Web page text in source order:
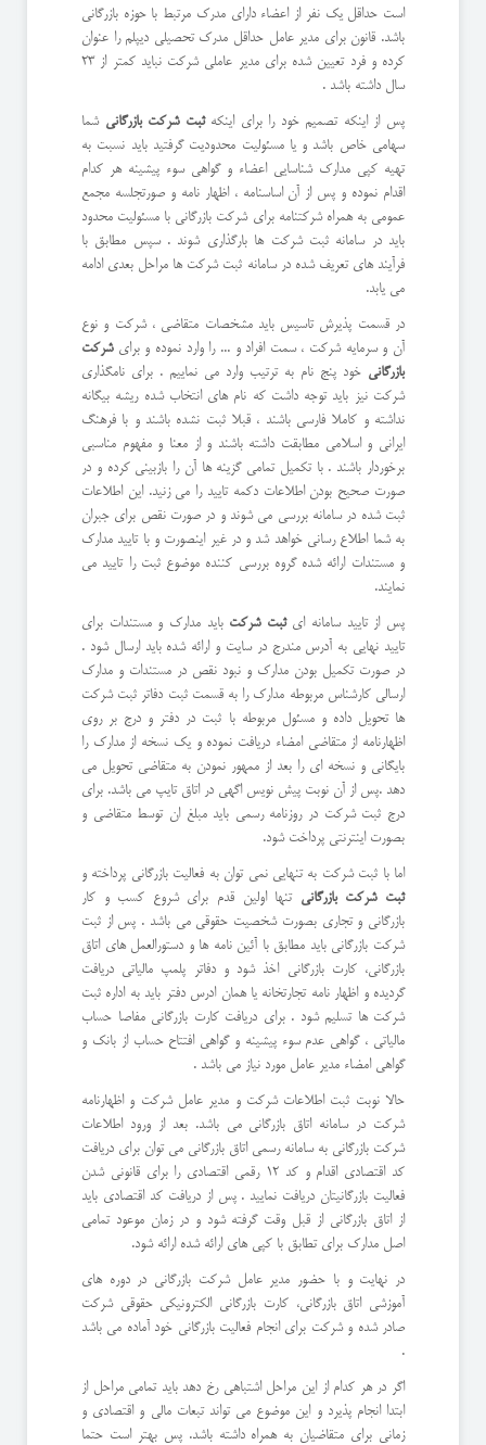
است حداقل یک نفر از اعضاء دارای مدرک مرتبط با حوزه بازرگانی
باشد. قانون برای مدیر عامل حداقل مدرک تحصیلی دیپلم را عنوان
کرده و فرد تعیین شده برای مدیر عاملی شرکت نباید کمتر از 23
سال داشته باشد .
پس از اینکه تصمیم خود را برای اینکهثبت شرکت بازرگانی شما
سهامی خاص باشد و یا مسئولیت محدودیت گرفتید باید نسبت به
تهیه کپی مدارک شناسایی اعضاء و گواهی سوء پیشینه هر کدام
اقدام نموده و پس از آن اساسنامه ، اظهار نامه و صورتجلسه مجمع
عمومی به همراه شرکتنامه برای شرکت بازرگانی با مسئولیت محدود
باید در سامانه ثبت شرکت ها بارگذاری شوند . سپس مطابق با
فرآیند های تعریف شده در سامانه ثبت شرکت ها مراحل بعدی ادامه
می یابد.
در قسمت پذیرش تاسیس باید مشخصات متقاضی ، شرکت و نوع
آن و سرمایه شرکت ، سمت افراد و ... را وارد نموده و برایشرکت
بازرگانی خود پنج نام به ترتیب وارد می نماییم . برای نامگذاری
شرکت نیز باید توجه داشت که نام های انتخاب شده ریشه بیگانه
نداشته و کاملا فارسی باشند ، قبلا ثبت نشده باشند و با فرهنگ
ایرانی و اسلامی مطابقت داشته باشند و از معنا و مفهوم مناسبی
برخوردار باشند . با تکمیل تمامی گزینه ها آن را بازبینی کرده و در
صورت صحیح بودن اطلاعات دکمه تایید را می زنید. این اطلاعات
ثبت شده در سامانه بررسی می شوند و در صورت نقص برای جبران
به شما اطلاع رسانی خواهد شد و در غیر اینصورت و با تایید مدارک
و مستندات ارائه شده گروه بررسی کننده موضوع ثبت را تایید می
نمایند.
پس از تایید سامانه ایثبت شرکت باید مدارک و مستندات برای
تایید نهایی به آدرس مندرج در سایت و ارائه شده باید ارسال شود .
در صورت تکمیل بودن مدارک و نبود نقص در مستندات و مدارک
ارسالی کارشناس مربوطه مدارک را به قسمت ثبت دفاتر ثبت شرکت
ها تحویل داده و مسئول مربوطه با ثبت در دفتر و درج بر روی
اظهارنامه از متقاضی امضاء دریافت نموده و یک نسخه از مدارک را
بایگانی و نسخه ای را بعد از ممهور نمودن به متقاضی تحویل می
دهد .پس از آن نوبت پیش نویس اگهی در اتاق تایپ می باشد. برای
درج ثبت شرکت در روزنامه رسمی باید مبلغ ان توسط متقاضی و
بصورت اینترنتی پرداخت شود.
اما با ثبت شرکت به تنهایی نمی توان به فعالیت بازرگانی پرداخته و
ثبت شرکت بازرگانی تنها اولین قدم برای شروع کسب و کار
بازرگانی و تجاری بصورت شخصیت حقوقی می باشد . پس از ثبت
شرکت بازرگانی باید مطابق با آئین نامه ها و دستورالعمل های اتاق
بازرگانی، کارت بازرگانی اخذ شود و دفاتر پلمپ مالیاتی دریافت
گردیده و اظهار نامه تجارتخانه یا همان ادرس دفتر باید به اداره ثبت
شرکت ها تسلیم شود . برای دریافت کارت بازرگانی مفاصا حساب
مالیاتی ، گواهی عدم سوء پیشینه و گواهی افتتاح حساب از بانک و
گواهی امضاء مدیر عامل مورد نیاز می باشد .
حالا نوبت ثبت اطلاعات شرکت و مدیر عامل شرکت و اظهارنامه
شرکت در سامانه اتاق بازرگانی می باشد. بعد از ورود اطلاعات
شرکت بازرگانی به سامانه رسمی اتاق بازرگانی می توان برای دریافت
کد اقتصادی اقدام و کد 12 رقمی اقتصادی را برای قانونی شدن
فعالیت بازرگانیتان دریافت نمایید . پس از دریافت کد اقتصادی باید
از اتاق بازرگانی از قبل وقت گرفته شود و در زمان موعود تمامی
اصل مدارک برای تطابق با کپی های ارائه شده ارائه شود.
در نهایت و با حضور مدیر عامل شرکت بازرگانی در دوره های
آموزشی اتاق بازرگانی، کارت بازرگانی الکترونیکی حقوقی شرکت
صادر شده و شرکت برای انجام فعالیت بازرگانی خود آماده می باشد
.
اگر در هر کدام از این مراحل اشتباهی رخ دهد باید تمامی مراحل از
ابتدا انجام پذیرد و این موضوع می تواند تبعات مالی و اقتصادی و
زمانی برای متقاضیان به همراه داشته باشد. پس بهتر است حتما